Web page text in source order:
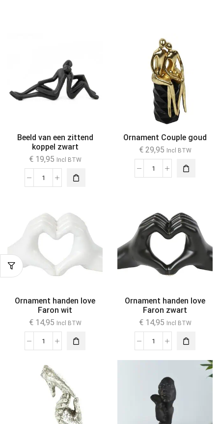
Beeld van een zittend
koppel zwart
€19,95 Incl BTW
Ornament Couple goud
€29,95 Incl BTW
Ornament handen love
Faron wit
€14,95 Incl BTW
Ornament handen love
Faron zwart
€14,95 Incl BTW